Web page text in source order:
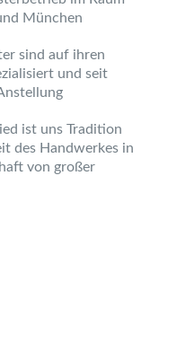
München
sind auf ihren
und seit
ist uns Tradition
des Handwerkes in
von großer